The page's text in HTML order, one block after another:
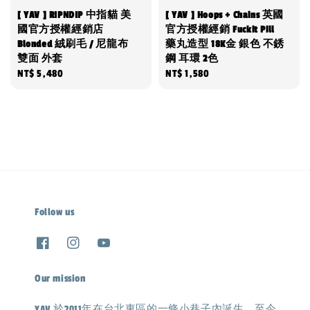
[ YAV ] RIPNDIP 中指貓 美
國官方授權經銷店
Blonded 絨刷毛 / 尼龍布
雙面 外套
Regular
NT$ 5,480
[ YAV ] Hoops + Chains 英國
官方授權經銷 Fuckit Pill
藥丸造型 18K金 銀色 不銹
鋼 耳環 2色
Regular
NT$ 1,580
Follow us
Our mission